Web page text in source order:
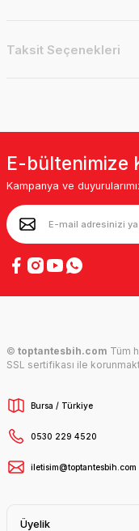
Taksit Seçenekleri
E-bültenimize
Kampanya ve
© toptantesbih.com Tüm
SSL sertifikası ile
Bursa / Türkiye
0530 229 4520
iletisim@toptantesbih.com
Üyelik